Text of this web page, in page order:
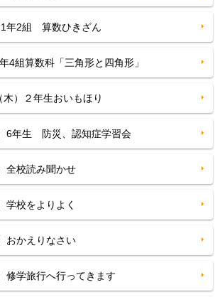
1年2組 算数ひきざん
4組算数科「三角形と四角形」
木）２年生おいもほり
6年生 防災、認知症学習会
全校読み聞かせ
学校をよりよく
おかえりなさい
修学旅行へ行ってきます